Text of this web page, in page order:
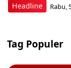
Headline Rabu,
Tag Populer